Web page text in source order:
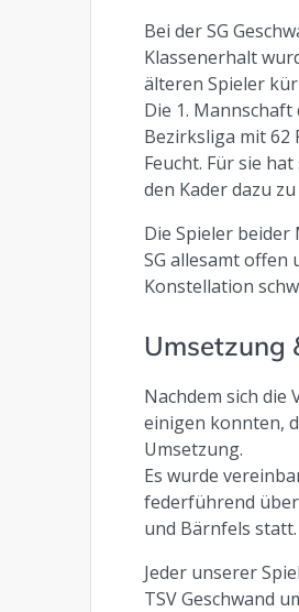
Bei der SG
Klassenerhalt
älteren Spieler
Die 1.
Bezirksliga mit 62
Feucht. Für sie
den Kader dazu
Die Spieler beider
SG allesamt offen
Konstellation
Umsetzung
Nachdem sich die
einigen konnten,
Umsetzung.
Es wurde
federführend über
und Bärnfels
Jeder unserer
TSV Geschwand